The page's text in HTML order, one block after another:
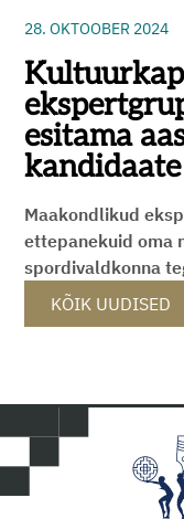
28. OKTOOBER 2024
esitama
kandidaate
Maakondlikud
ettepanekuid oma
spordivaldkonna
KÕIK UUDISED